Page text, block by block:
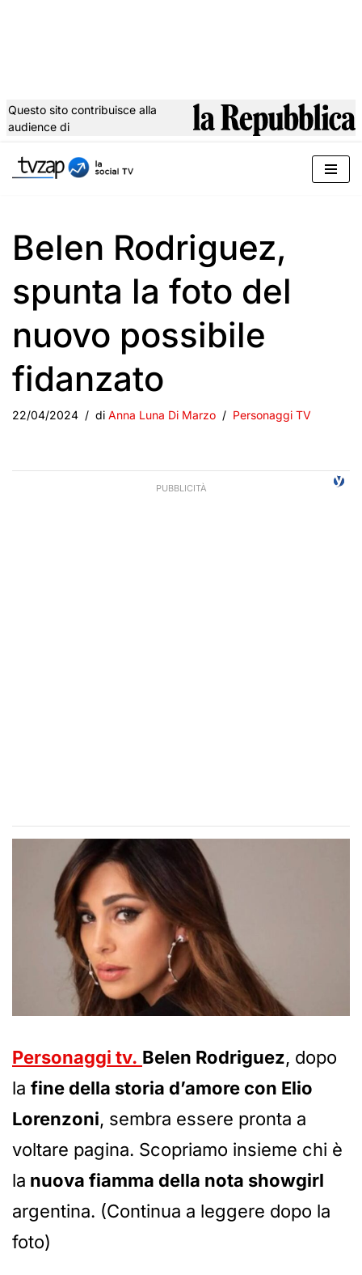
al
Questo sito contribuisce alla
audience di
Belen Rodriguez,
spunta la foto del
nuovo possibile
fidanzato
22/04/2024 di Anna Luna Di Marzo Personaggi TV
Personaggi tv. Belen Rodriguez, dopo
la fine della storia d’amore con Elio
Lorenzoni, sembra essere pronta a
voltare pagina. Scopriamo insieme chi è
la nuova fiamma della nota showgirl
argentina. (Continua a leggere dopo la
foto)